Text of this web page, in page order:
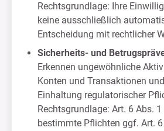
Rechtsgrundlage: Ihre
keine ausschließlich
Entscheidung mit rechtlicher
Sicherheits- und
Erkennen ungewöhnliche
Konten und Transaktionen
Einhaltung regulatorischer
Rechtsgrundlage: Art. 6 Abs.
bestimmte Pflichten ggf. Art.